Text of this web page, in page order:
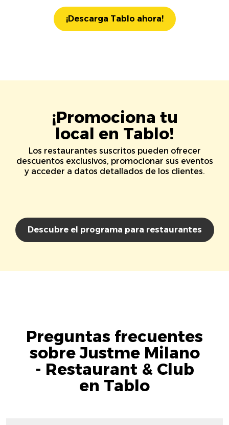
¡Descarga Tablo ahora!
¡Promociona tu
local en Tablo!
Los restaurantes suscritos pueden ofrecer
descuentos exclusivos, promocionar sus eventos
y acceder a datos detallados de los clientes.
Descubre el programa para restaurantes
Preguntas frecuentes
sobre Justme Milano
- Restaurant & Club
en Tablo